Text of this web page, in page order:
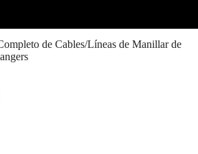
de Cables/Líneas de Manillar de